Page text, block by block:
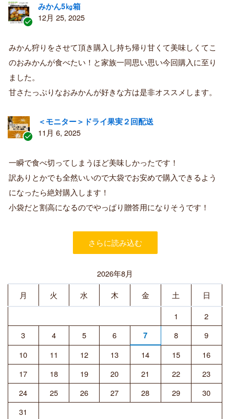
証
済
み
購
者
みかん5㎏箱
12月 25, 2025
みかん狩りをさせて頂き購入し持ち帰り甘くて美味しくてこ
のおみかんが食べたい！と家族一同思い思い今回購入に至り
ました。
甘さたっぷりなおみかんが好きな方は是非オススメします。
証
済
み
購
者
＜モニター＞ドライ果実２回配送
11月 6, 2025
一瞬で食べ切ってしまうほど美味しかったです！
訳ありとかでも全然いいので大袋でお安めで購入できるよう
になったら絶対購入します！
小袋だと割高になるのでやっぱり贈答用になりそうです！
さらに読み込む
2026年8月
月
火 水 木 金 土
日
1
2
3
4 5 6 7 8
9
10
11 12 13 14 15
16
17
18 19 20 21 22
23
24
25 26 27 28 29
30
31